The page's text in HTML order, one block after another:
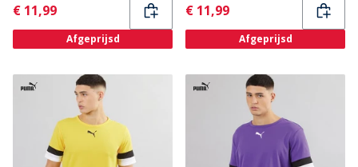
Current
€ 11,99
Afgeprijsd
Current
€ 11,99
Afgeprijsd